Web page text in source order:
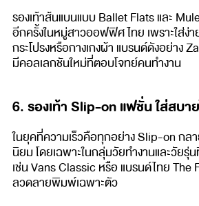
รองเท้าส้นแบนแบบ Ballet Flats และ
อีกครั้งในหมู่สาวออฟฟิศ ไทย เพราะใส่ง่า
กระโปรงหรือกางเกงผ้า แบรนด์ดังอย่าง
มีคอลเลกชันใหม่ที่ตอบโจทย์คนทำงาน
6. รองเท้า Slip-on แฟชั่น ใส่สบา
ในยุคที่ความเร็วคือทุกอย่าง Slip-on กล
นิยม โดยเฉพาะในกลุ่มวัยทำงานและวัย
เช่น Vans Classic หรือ แบรนด์ไทย The
ลวดลายพิมพ์เฉพาะตัว